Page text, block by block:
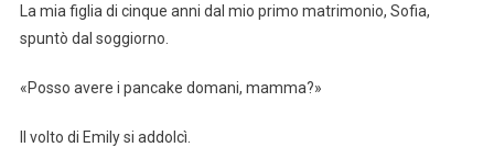
La mia figlia di cinque anni dal mio primo matrimonio, Sofia,
spuntò dal soggiorno.
«Posso avere i pancake domani, mamma?»
Il volto di Emily si addolcì.